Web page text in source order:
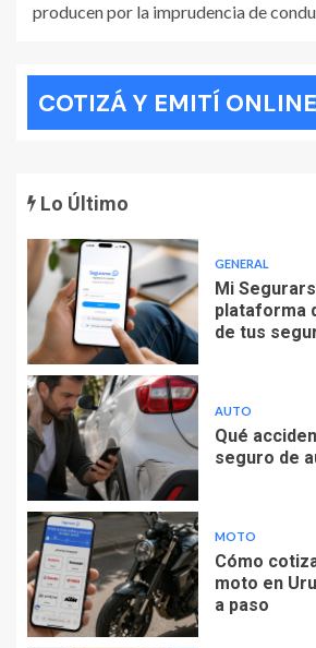
producen por la imprudencia de
COTIZÁ Y EMITÍ ONLINE
Lo Último
GENERAL
Mi
plataforma
de tus
AUTO
Qué
seguro de
MOTO
Cómo
moto en
a paso